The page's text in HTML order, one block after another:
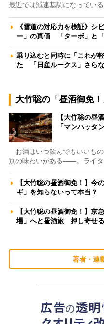
最近では減速基調になってい
《雪道の対応力を検証》シ
ー」の真価 「ターボ」と
乗り込むと同時に「これが
た 「日産ルークス」さら
大竹聡の「昼酒御免！
【大竹聡の昼
「マンハッタ
お酒はいつ飲んでもいいも
別の味わいがある――。ライタ
【大竹聡の昼酒御免！】今
ギ」を知らないって本当
【大竹聡の昼酒御免！】京
場」へと昼酒旅 押し寄せ
著者・連